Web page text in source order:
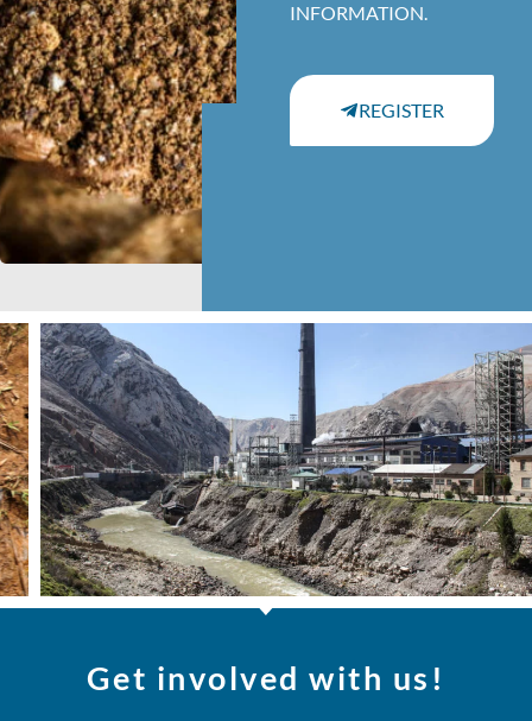
INFORMATION.
REGISTER
Get involved with us!